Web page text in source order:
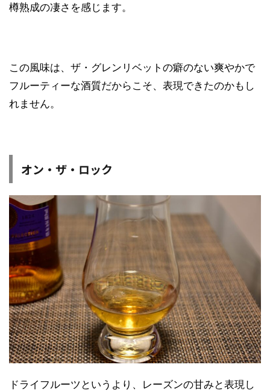
樽熟成の凄さを感じます。
この風味は、ザ・グレンリベットの癖のない爽やかで
フルーティーな酒質だからこそ、表現できたのかもし
れません。
オン・ザ・ロック
ドライフルーツというより、レーズンの甘みと表現し